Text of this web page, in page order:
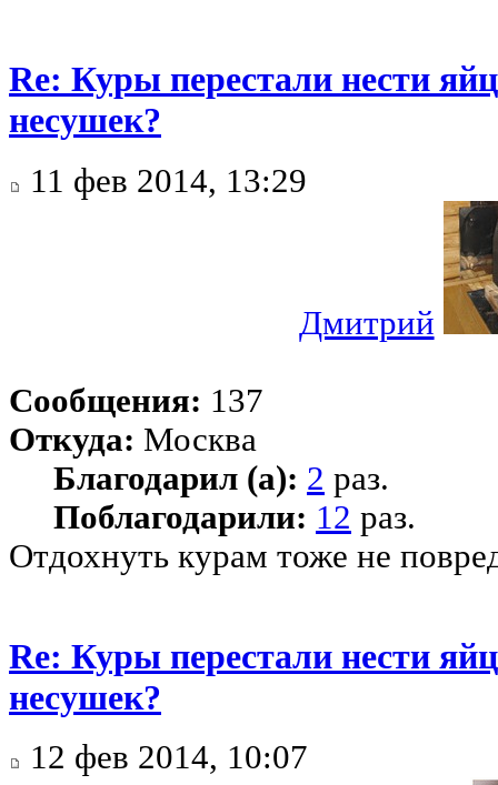
Re: Куры перестали нести
несушек?
11 фев 2014, 13:29
Дмитрий
Сообщения: 137
Откуда: Москва
Благодарил (а): 2 раз.
Поблагодарили: 12 раз.
Отдохнуть курам тоже не
Re: Куры перестали нести
несушек?
12 фев 2014, 10:07